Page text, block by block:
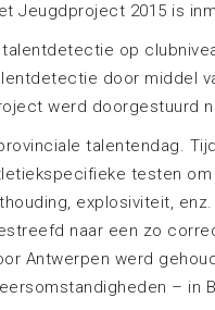
Jeugdproject 2015 is
op
door middel
werd doorgestuurd
talentendag.
testen
explosiviteit,
naar een zo
Antwerpen werd
– in